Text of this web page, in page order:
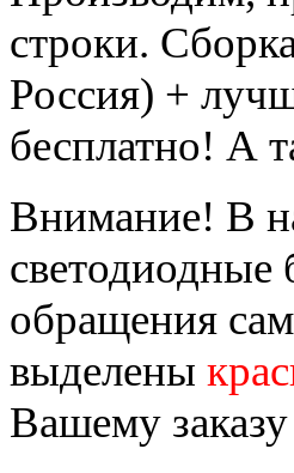
строки.
Россия) +
бесплатно! А
Внимание! В
обращения
выделены
Вашему заказу